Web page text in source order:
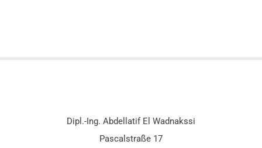
Dipl.-Ing. Abdellatif El Wadnakssi
Pascalstraße 17